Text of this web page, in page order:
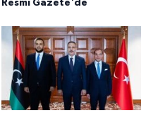
Resmi Gazete'de